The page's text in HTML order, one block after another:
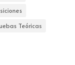
Teóricas